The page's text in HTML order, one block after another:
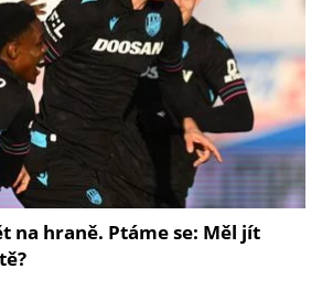
na hraně. Ptáme se: Měl jít